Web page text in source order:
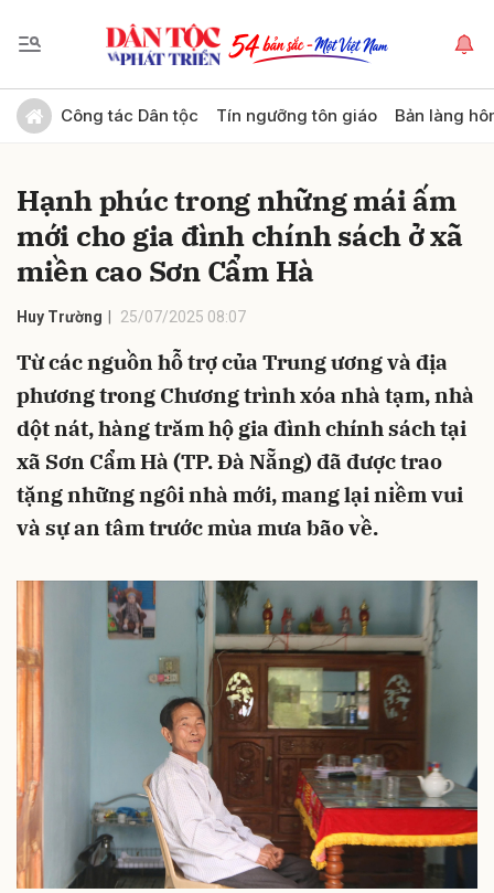
Công tác Dân tộc Tín ngưỡng tôn giáo Bản làng
Hạnh phúc trong những mái ấm
mới cho gia đình chính sách ở xã
miền cao Sơn Cẩm Hà
Huy Trường 25/07/2025 08:07
Từ các nguồn hỗ trợ của Trung ương và địa
phương trong Chương trình xóa nhà tạm, nhà
dột nát, hàng trăm hộ gia đình chính sách tại
xã Sơn Cẩm Hà (TP. Đà Nẵng) đã được trao
tặng những ngôi nhà mới, mang lại niềm vui
và sự an tâm trước mùa mưa bão về.
Gửi bình luận